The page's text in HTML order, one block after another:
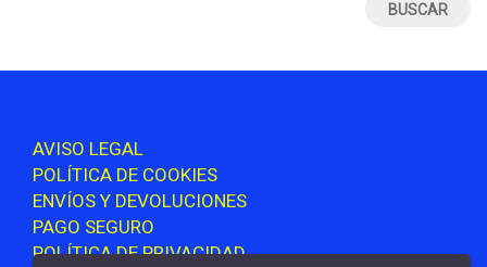
40½
41
41½
42
FAL
TEKILA
AMARPIES
LOIS
AVISO LEGAL
POLÍTICA DE COOKIES
ENVÍOS Y DEVOLUCIONES
PAGO SEGURO
POLÍTICA DE PRIVACIDAD